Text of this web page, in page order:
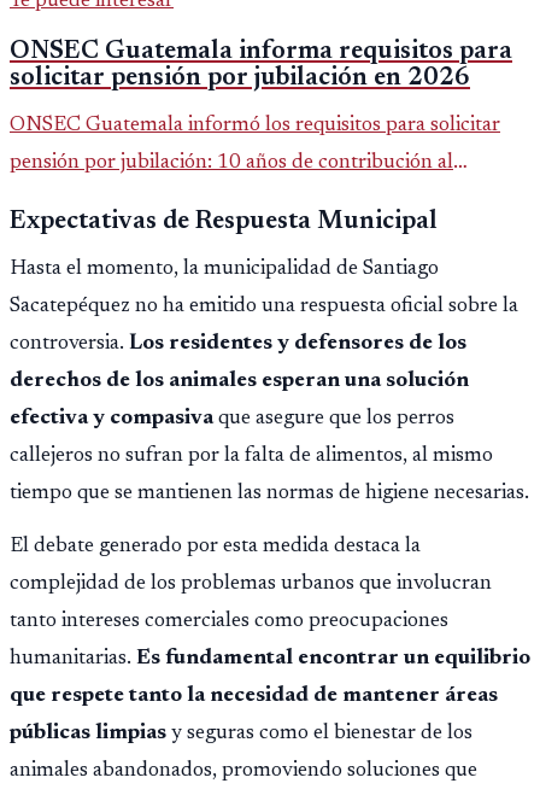
ONSEC Guatemala informa requisitos para
solicitar pensión por jubilación en 2026
ONSEC Guatemala informó los requisitos para solicitar
pensión por jubilación: 10 años de contribución al
importar edad.
Expectativas de Respuesta Municipal
Hasta el momento, la municipalidad de Santiago
Sacatepéquez no ha emitido una respuesta oficial sobre la
controversia. Los residentes y defensores de los
derechos de los animales esperan una solución
efectiva y compasivaque asegure que los perros
callejeros no sufran por la falta de alimentos, al mismo
tiempo que se mantienen las normas de higiene necesarias.
El debate generado por esta medida destaca la
complejidad de los problemas urbanos que involucran
tanto intereses comerciales como preocupaciones
humanitarias. Es fundamental encontrar un equilibrio
que respete tanto la necesidad de mantener áreas
públicas limpias y seguras como el bienestar de los
animales abandonados, promoviendo soluciones que